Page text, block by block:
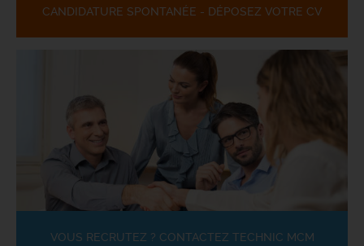
CANDIDATURE SPONTANÉE - DÉPOSEZ VOTRE CV
VOUS RECRUTEZ ? CONTACTEZ TECHNIC MCM